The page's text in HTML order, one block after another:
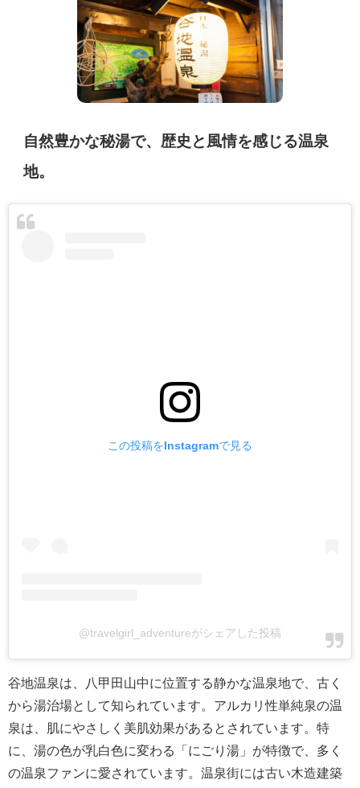
自然豊かな秘湯で、歴史と風情を感じる温泉
地。
この投稿をInstagramで見る
@travelgirl_adventureがシェアした投稿
谷地温泉は、八甲田山中に位置する静かな温泉地で、古く
から湯治場として知られています。アルカリ性単純泉の温
泉は、肌にやさしく美肌効果があるとされています。特
に、湯の色が乳白色に変わる「にごり湯」が特徴で、多く
の温泉ファンに愛されています。温泉街には古い木造建築